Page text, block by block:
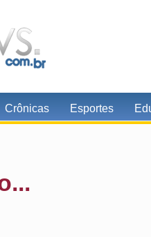
Crônicas Esportes